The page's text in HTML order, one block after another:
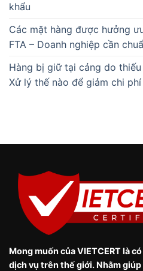
khẩu
Các mặt hàng được hưởng
FTA – Doanh nghiệp cần
Hàng bị giữ tại cảng do
Xử lý thế nào để giảm chi
Mong muốn của VIETCERT là
dịch vụ trên thế giới. Nhằm